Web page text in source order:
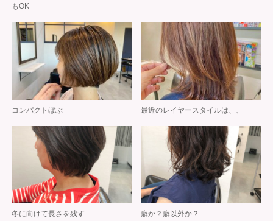
もOK
コンパクトぼぶ 最近のレイヤースタイルは、、
冬に向けて長さを残す 癖か？癖以外か？